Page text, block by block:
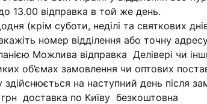
13.00 відправка в той же день.
(крім суботи, неділі та святкових
номер відділення або точну
Можлива відправка Делівері чи
об’ємах замовлення чи оптових
здійснюється на наступний день після
доставка по Київу безкоштовна